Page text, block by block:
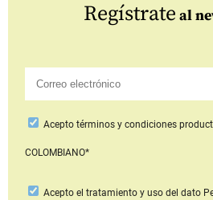
Regístrate al
Aceptotérminos y condiciones
COLOMBIANO*
Acepto el tratamiento y uso del dato